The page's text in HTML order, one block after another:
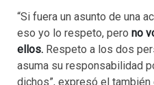
“Si fuera un asunto de una
eso yo lo respeto, pero no
ellos. Respeto a los dos
asuma su responsabilidad
dichos”, expresó el también